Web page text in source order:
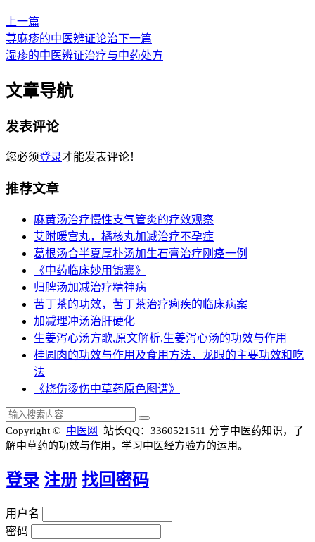
上一篇
荨麻疹的中医辨证论治下一篇
湿疹的中医辨证治疗与中药处方
文章导航
发表评论
您必须登录才能发表评论！
推荐文章
麻黄汤治疗慢性支气管炎的疗效观察
艾附暖宫丸，橘核丸加减治疗不孕症
葛根汤合半夏厚朴汤加生石膏治疗刚痉一例
《中药临床妙用锦囊》
归脾汤加减治疗精神病
苦丁茶的功效，苦丁茶治疗痢疾的临床病案
加减理冲汤治肝硬化
生姜泻心汤方歌,原文解析,生姜泻心汤的功效与作用
桂圆肉的功效与作用及食用方法，龙眼的主要功效和吃
法
《烧伤烫伤中草药原色图谱》
Copyright © 中医网 站长QQ：3360521511 分享中医药知识，了
解中草药的功效与作用，学习中医经方验方的运用。
登录 注册 找回密码
用户名
密码